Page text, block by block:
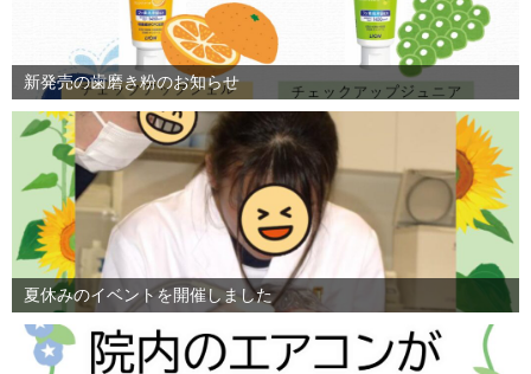
新発売の歯磨き粉のお知らせ
夏休みのイベントを開催しました